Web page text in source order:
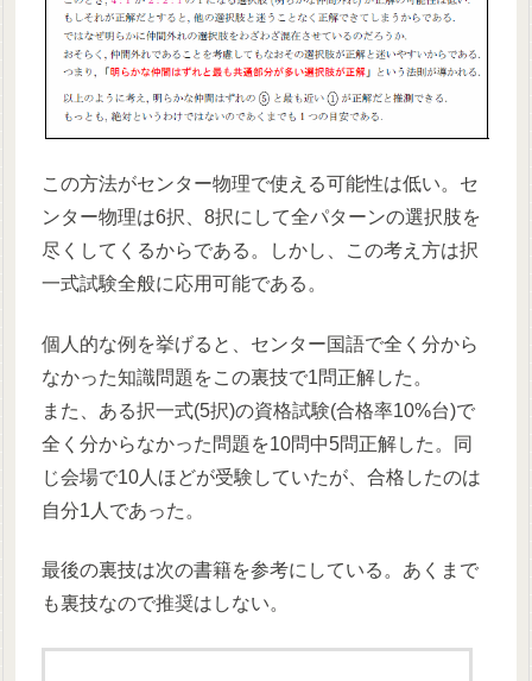
この方法がセンター物理で使える可能性は低い。セ
ンター物理は6択、8択にして全パターンの選択肢を
尽くしてくるからである。しかし、この考え方は択
一式試験全般に応用可能である。
個人的な例を挙げると、センター国語で全く分から
なかった知識問題をこの裏技で1問正解した。
また、ある択一式(5択)の資格試験(合格率10%台)で
全く分からなかった問題を10問中5問正解した。同
じ会場で10人ほどが受験していたが、合格したのは
自分1人であった。
最後の裏技は次の書籍を参考にしている。あくまで
も裏技なので推奨はしない。